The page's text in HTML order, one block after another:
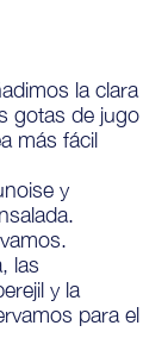
la clara
gotas de jugo
más fácil
y
las
y la
para el